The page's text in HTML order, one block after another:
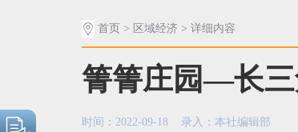
首页 > 区域经济 > 详细内容
箐箐庄园—长三
时间：2022-09-18 录入：本社编辑部